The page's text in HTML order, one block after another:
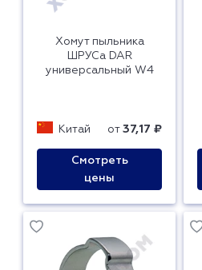
Хомут пыльника
ШРУСа DAR
универсальный W4
Китай от 37,17 ₽
Смотреть
цены